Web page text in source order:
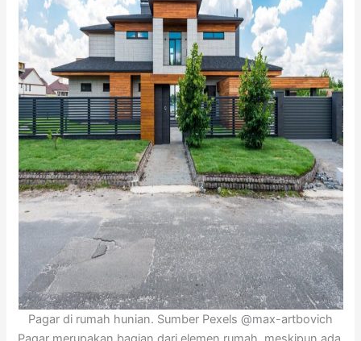
Pagar di rumah hunian. Sumber Pexels @max-artbovich